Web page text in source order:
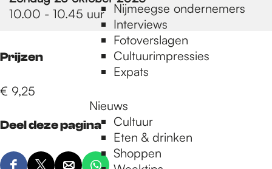
Nijmeegse ondernemers
Interviews
Fotoverslagen
Cultuurimpressies
Expats
Nieuws
Cultuur
Eten & drinken
Shoppen
10.00 - 10.45 uur
Prijzen
€ 9,25
Deel deze pagina